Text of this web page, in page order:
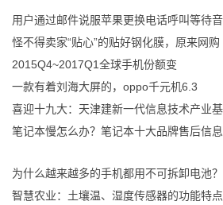
用户通过邮件说服苹果更换电话呼叫等待
怪不得卖家“贴心”的贴好钢化膜，原来网购
2015Q4~2017Q1全球手机份额变
一款有着刘海大屏的，oppo千元机6.3
喜迎十九大：天津建新一代信息技术产业
笔记本慢怎么办？笔记本十大品牌售后信
为什么越来越多的手机都用不可拆卸电池
智慧农业：土壤温、湿度传感器的功能特